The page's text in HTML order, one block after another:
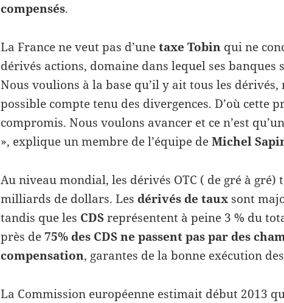
compensés.
La France ne veut pas d’unetaxe Tobin qui ne
dérivés actions, domaine dans lequel ses banques
Nous voulions à la base qu’il y ait tous les dérivés,
possible compte tenu des divergences. D’où cette
compromis. Nous voulons avancer et ce n’est
», explique un membre de l’équipe deMichel
Au niveau mondial, les dérivés OTC ( de gré à gré)
milliards de dollars. Les dérivés de tauxsont
tandis que les CDSreprésentent à peine 3 % du
près de75% des CDS ne passent pas par des
compensation, garantes de la bonne exécution
La Commission européenne estimait début 2013